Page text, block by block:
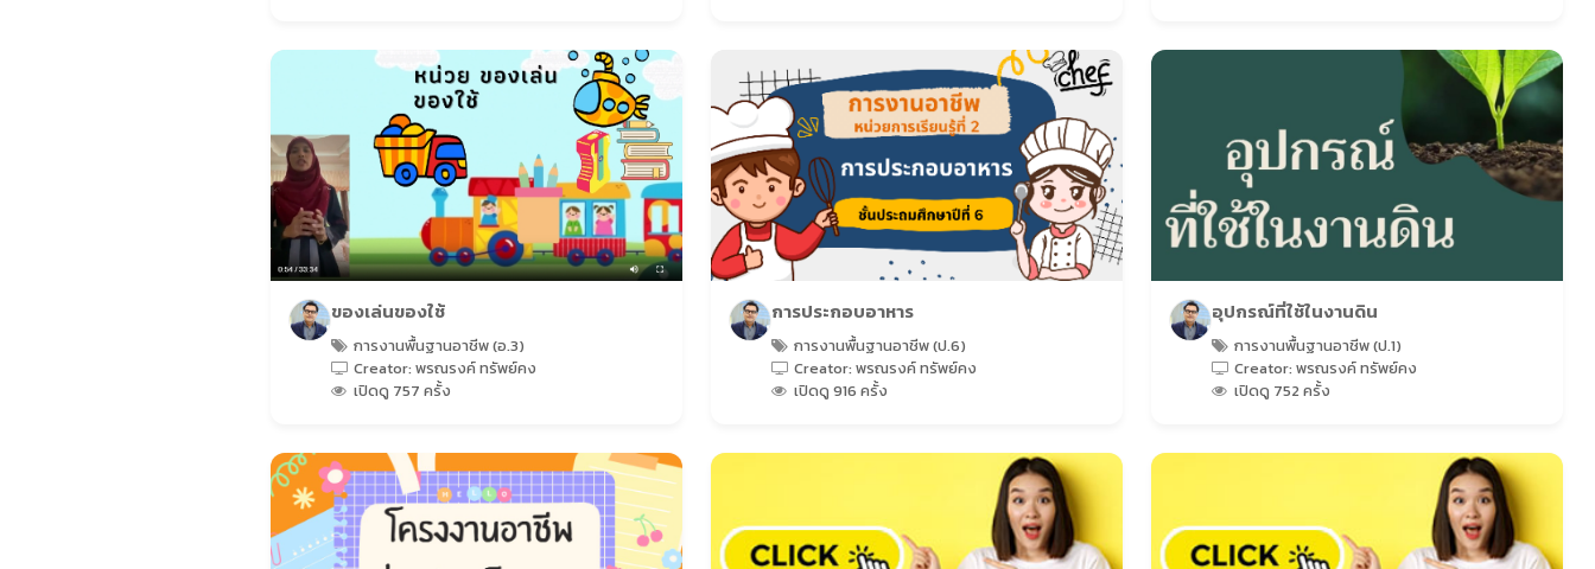
ของเล่นของใช้
การงานพื้นฐานอาชีพ (อ.3)
Creator: พรณรงค์ ทรัพย์คง
เปิดดู 757 ครั้ง
การประกอบอาหาร
การงานพื้นฐานอาชีพ (ป.6)
Creator: พรณรงค์ ทรัพย์คง
เปิดดู 916 ครั้ง
อุปกรณ์ที่ใช้ในงานดิน
การงานพื้นฐานอาชีพ (ป.1)
Creator: พรณรงค์ ทรัพย์คง
เปิดดู 752 ครั้ง